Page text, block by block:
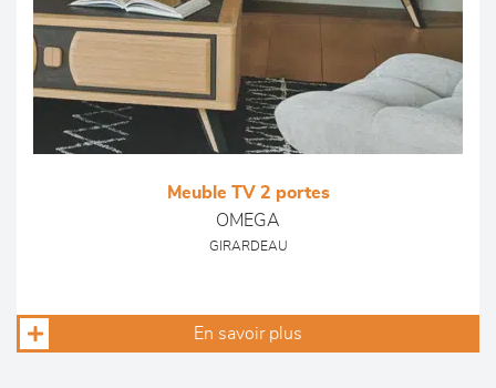
Meuble TV 2 portes
OMEGA
GIRARDEAU
En savoir plus